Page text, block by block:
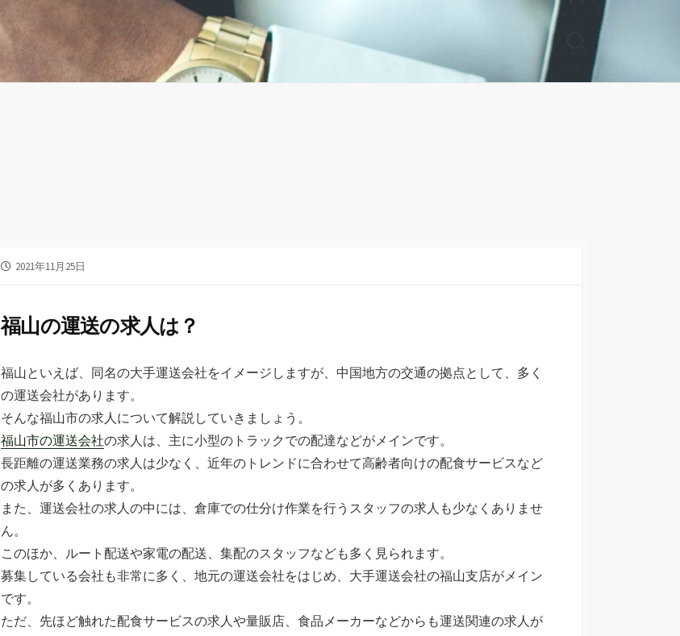
切
公
2021年11月25日
福山の運送の求人は？
福山といえば、同名の大手運送会社をイメージしますが、中国地方の交通の拠点として、多く
の運送会社があります。
そんな福山市の求人について解説していきましょう。
福山市の運送会社の求人は、主に小型のトラックでの配達などがメインです。
長距離の運送業務の求人は少なく、近年のトレンドに合わせて高齢者向けの配食サービスなど
の求人が多くあります。
また、運送会社の求人の中には、倉庫での仕分け作業を行うスタッフの求人も少なくありませ
ん。
このほか、ルート配送や家電の配送、集配のスタッフなども多く見られます。
募集している会社も非常に多く、地元の運送会社をはじめ、大手運送会社の福山支店がメイン
です。
ただ、先ほど触れた配食サービスの求人や量販店、食品メーカーなどからも運送関連の求人が